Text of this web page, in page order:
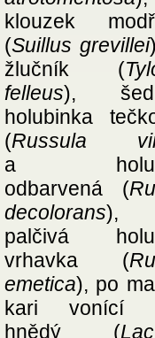
klouzek
(Suillus grevillei
žlučník (
felleus),
holubinka
(Russula
a
odbarvená (
decolorans),
palčivá
vrhavka (
emetica), po
kari vonící
hnědý (